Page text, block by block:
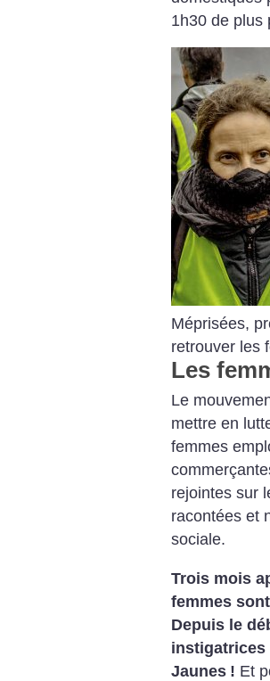
1h30 de plus
Méprisées,
retrouver les
Les
Le
mettre en
femmes
rejointes sur
racontées et
sociale.
Trois mois
femmes
Depuis le
instigatrices
Jaunes ! Et